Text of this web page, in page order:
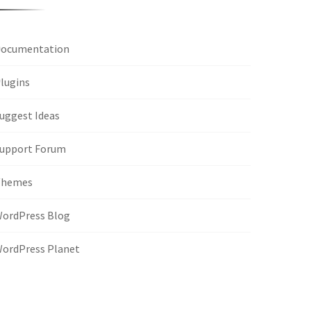
Ideas
Forum
Blog
Planet